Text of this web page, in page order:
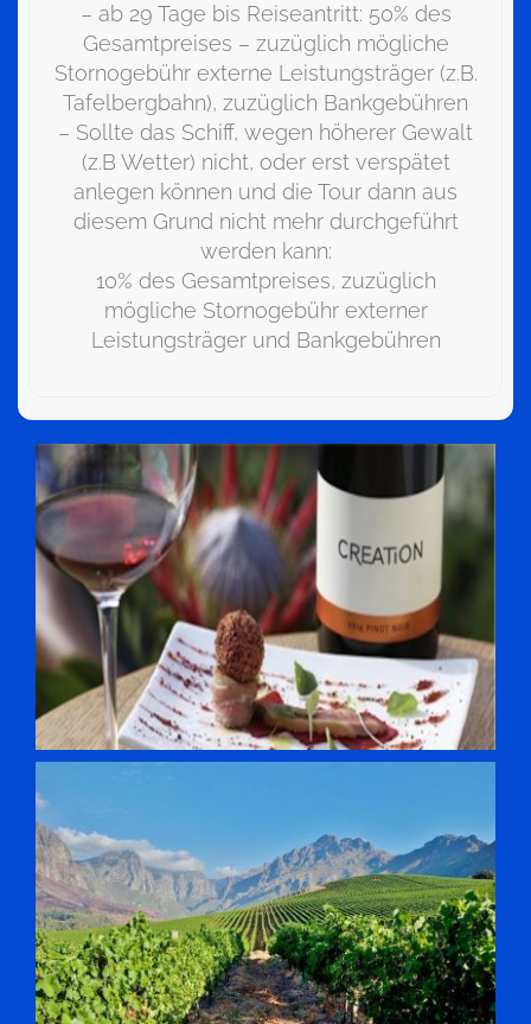
– ab 29 Tage bis Reiseantritt: 50% des
Gesamtpreises – zuzüglich mögliche
Stornogebühr externe Leistungsträger (z.B.
Tafelbergbahn), zuzüglich Bankgebühren
– Sollte das Schiff, wegen höherer Gewalt
(z.B Wetter) nicht, oder erst verspätet
anlegen können und die Tour dann aus
diesem Grund nicht mehr durchgeführt
werden kann:
10% des Gesamtpreises, zuzüglich
mögliche Stornogebühr externer
Leistungsträger und Bankgebühren